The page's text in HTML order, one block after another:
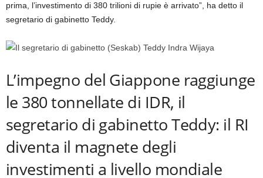
prima, l’investimento di 380 trilioni di rupie è arrivato”, ha detto il
segretario di gabinetto Teddy.
L’impegno del Giappone raggiunge
le 380 tonnellate di IDR, il
segretario di gabinetto Teddy: il RI
diventa il magnete degli
investimenti a livello mondiale